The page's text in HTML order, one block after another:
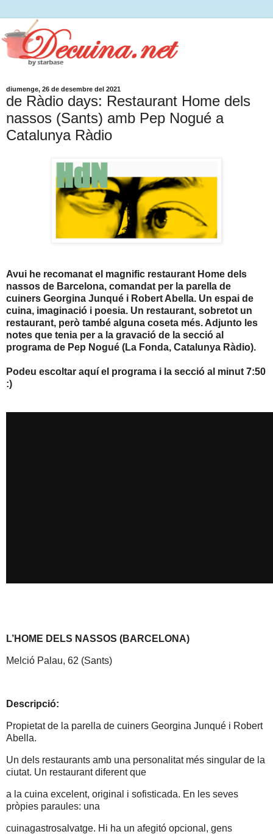
diumenge, 26 de desembre del 2021
de Ràdio days: Restaurant Home dels
nassos (Sants) amb Pep Nogué a
Catalunya Ràdio
Avui he recomanat el magnific restaurant Home dels
nassos de Barcelona, comandat per la parella de
cuiners Georgina Junqué i Robert Abella. Un espai de
cuina, imaginació i poesia. Un restaurant, sobretot un
restaurant, però també alguna coseta més. Adjunto les
notes que tenia per a la gravació de la secció al
programa de Pep Nogué (La Fonda, Catalunya Ràdio).
Podeu escoltar aquí el programa i la secció al minut 7:50
:)
L’HOME DELS NASSOS (BARCELONA)
Melció Palau, 62 (Sants)
Descripció:
Propietat de la parella de cuiners Georgina Junqué i Robert
Abella.
Un dels restaurants amb una personalitat més singular de la
ciutat. Un restaurant diferent que
a la cuina excelent, original i sofisticada. En les seves
pròpies paraules: una
cuinagastrosalvatge. Hi ha un afegitó opcional, gens